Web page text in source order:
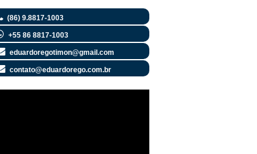
(86) 9.8817-1003
+55 86 8817-1003
eduardoregotimon@gmail.com
contato@eduardorego.com.br